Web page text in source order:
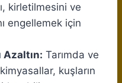
kirletilmesini ve
engellemek için
Azaltın: Tarımda ve
kuşların